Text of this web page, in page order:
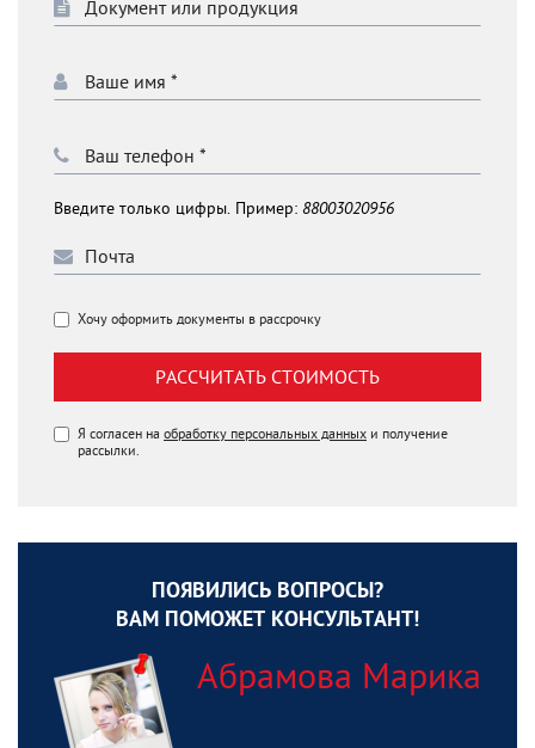
Введите только цифры. Пример: 88003020956
Хочу оформить документы в рассрочку
РАССЧИТАТЬ СТОИМОСТЬ
Я согласен на обработку персональных данных и получение
рассылки.
ПОЯВИЛИСЬ ВОПРОСЫ?
ВАМ ПОМОЖЕТ КОНСУЛЬТАНТ!
Абрамова Марика